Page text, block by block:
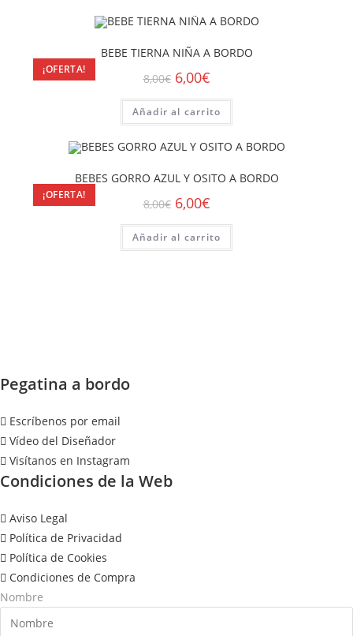
¡OFERTA!
BEBE TIERNA NIÑA A BORDO
8,00€ 6,00€
Añadir al carrito
¡OFERTA!
BEBES GORRO AZUL Y OSITO A BORDO
8,00€ 6,00€
Añadir al carrito
Pegatina a bordo
Escríbenos por email
Vídeo del Diseñador
Visítanos en Instagram
Condiciones de la Web
Aviso Legal
Política de Privacidad
Política de Cookies
Condiciones de Compra
Nombre